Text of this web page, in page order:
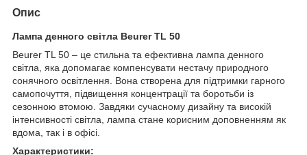
Опис
Лампа денного світла Beurer TL 50
Beurer TL 50 – це стильна та ефективна лампа денного
світла, яка допомагає компенсувати нестачу природного
сонячного освітлення. Вона створена для підтримки гарного
самопочуття, підвищення концентрації та боротьби із
сезонною втомою. Завдяки сучасному дизайну та високій
інтенсивності світла, лампа стане корисним доповненням як
вдома, так і в офісі.
Характеристики: